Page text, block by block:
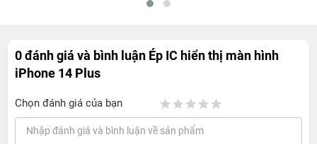
0 đánh giá và bình luận Ép IC hiển thị màn hình
iPhone 14 Plus
Chọn đánh giá của bạn